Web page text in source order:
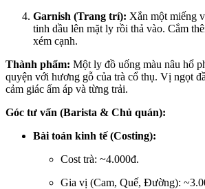
Garnish (Trang trí): Xắn một miếng
tinh dầu lên mặt ly rồi thả vào. Cắm
xém cạnh.
Thành phẩm: Một ly đồ uống màu nâu hổ
quyện với hương gỗ của trà cổ thụ. Vị ngọt
cảm giác ấm áp và từng trải.
Góc tư vấn (Barista & Chủ quán):
Bài toán kinh tế (Costing):
Cost trà: ~4.000đ.
Gia vị (Cam, Quế, Đường):